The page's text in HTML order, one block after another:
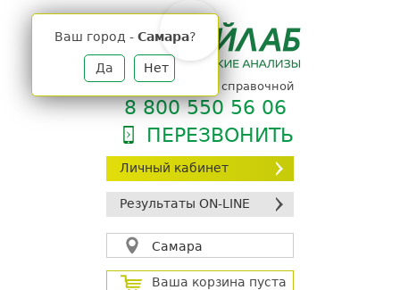
Личный кабинет
Результаты ON-LINE
Самара
Ваш город - Самара?
Да Нет
Ваша корзина пуста
телефон единой справочной
8 800 550 56 06
ПЕРЕЗВОНИТЬ